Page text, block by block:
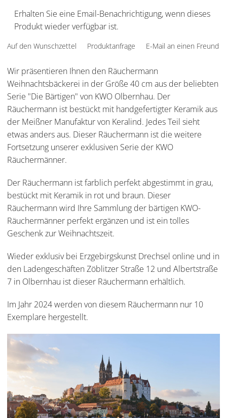
Erhalten Sie eine Email-Benachrichtigung, wenn dieses
Produkt wieder verfügbar ist.
Auf den Wunschzettel Produktanfrage E-Mail an einen Freund
Wir präsentieren Ihnen den Räuchermann
Weihnachtsbäckerei in der Größe 40 cm aus der beliebten
Serie "Die Bärtigen" von KWO Olbernhau. Der
Räuchermann ist bestückt mit handgefertigter Keramik aus
der Meißner Manufaktur von Keralind. Jedes Teil sieht
etwas anders aus. Dieser Räuchermann ist die weitere
Fortsetzung unserer exklusiven Serie der KWO
Räuchermänner.
Der Räuchermann ist farblich perfekt abgestimmt in grau,
bestückt mit Keramik in rot und braun. Dieser
Räuchermann wird Ihre Sammlung der bärtigen KWO-
Räuchermänner perfekt ergänzen und ist ein tolles
Geschenk zur Weihnachtszeit.
Wieder exklusiv bei Erzgebirgskunst Drechsel online und in
den Ladengeschäften Zöblitzer Straße 12 und Albertstraße
7 in Olbernhau ist dieser Räuchermann erhältlich.
Im Jahr 2024 werden von diesem Räuchermann nur 10
Exemplare hergestellt.